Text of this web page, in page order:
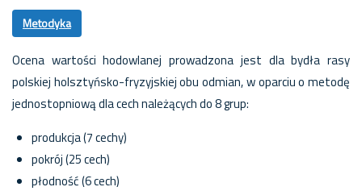
Metodyka
Ocena wartości hodowlanej prowadzona jest dla bydła rasy
polskiej holsztyńsko-fryzyjskiej obu odmian, w oparciu o metodę
jednostopniową dla cech należących do 8 grup:
produkcja (7 cechy)
pokrój (25 cech)
płodność (6 cech)